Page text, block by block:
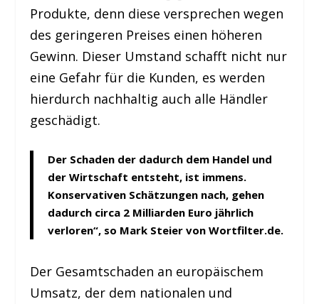
Produkte, denn diese versprechen wegen
des geringeren Preises einen höheren
Gewinn. Dieser Umstand schafft nicht nur
eine Gefahr für die Kunden, es werden
hierdurch nachhaltig auch alle Händler
geschädigt.
Der Schaden der dadurch dem Handel und
der Wirtschaft entsteht, ist immens.
Konservativen Schätzungen nach, gehen
dadurch circa 2 Milliarden Euro jährlich
verloren“, so Mark Steier von Wortfilter.de.
Der Gesamtschaden an europäischem
Umsatz, der dem nationalen und